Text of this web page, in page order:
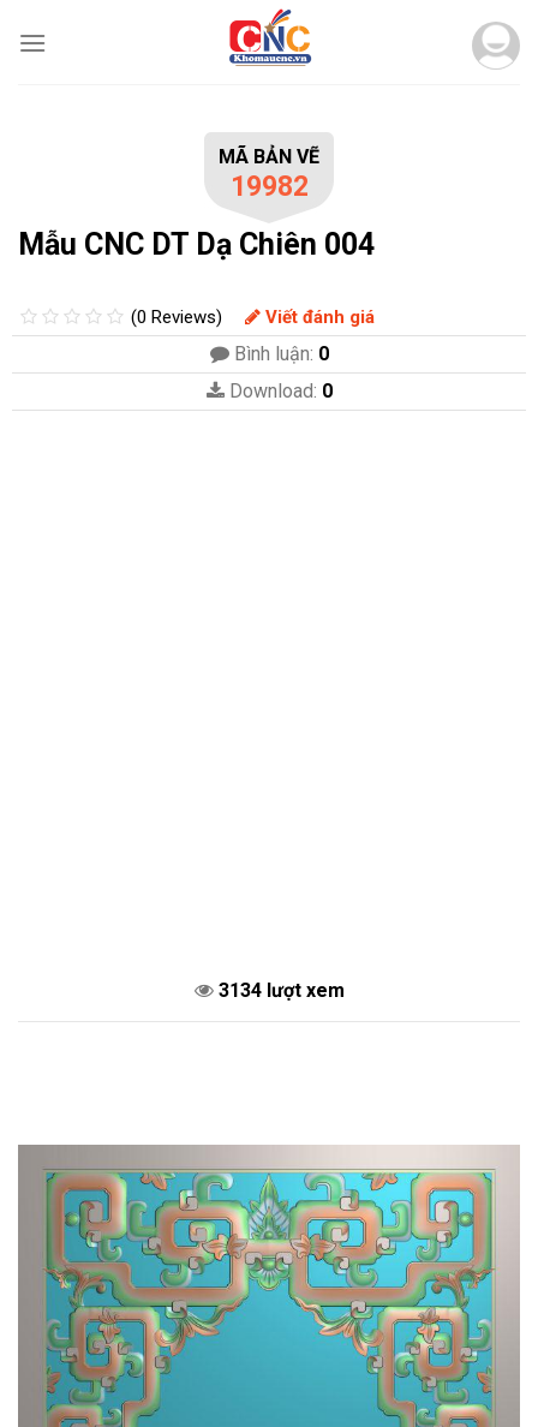
MÃ BẢN VẼ
19982
Mẫu CNC DT Dạ Chiên 004
(0 Reviews) Viết đánh giá
Bình luận: 0
Download: 0
3134 lượt xem